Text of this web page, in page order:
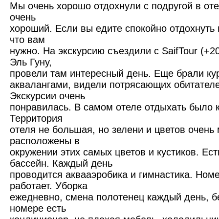
Мы очень хорошо отдохнули с подругой в
очень
хороший. Если вы едите спокойно отдохнуть
что вам
нужно. На экскурсию съездили с SaifTour
Эль Гуну,
провели там интересный день. Еще брали
аквалангами, видели потрясающих
Экскурсии очень
понравилась. В самом отеле отдыхать было
Территория
отеля не большая, но зелени и цветов очень
расположены в
окружении этих самых цветов и кустиков.
бассейн. Каждый день
проводится аквааэробика и гимнастика.
работает. Уборка
ежедневно, смена полотенец каждый день,
номере есть